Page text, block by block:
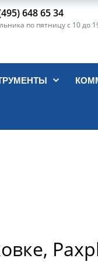
648 65 34
по пятницу с 10 до